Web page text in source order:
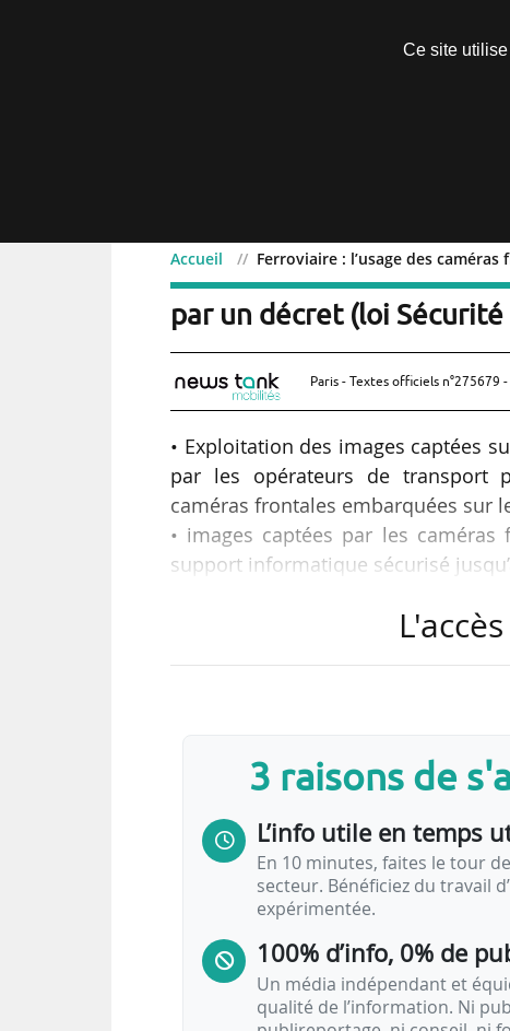
Accueil Ferroviaire : l’usage des
Ferroviaire : l’usage des
par un décret (loi
Paris - Textes officiels n°275679
• Exploitation des images captées
par les opérateurs de transport
caméras frontales embarquées sur
• images captées par les
support informatique sécurisé
le matériel roulant est à l’arrêt ;
• formation adaptée pour les
• expérimentation de trois ans ;
telles sont les…
3 raisons de
L’info utile en temps
En 10 minutes, faites le tour
secteur. Bénéficiez du travail
expérimentée.
100% d’info, 0% de
Un média indépendant et
qualité de l’information. Ni
Ce site